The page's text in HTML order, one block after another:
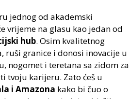
jednog od akademski
vrijeme na glasu kao jedan od
hub. Osim kvalitetnog
granice i donosi inovacije u
nogomet i teretana sa zidom za
tvoju karijeru. Zato ćeš u
i Amazona kako bi čuo o